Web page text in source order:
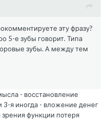
эту фразу?
5-е зубы говорит. Типа
зубы. А между тем
- восстановление
3-я иногда - вложение денег
зрения функции потеря